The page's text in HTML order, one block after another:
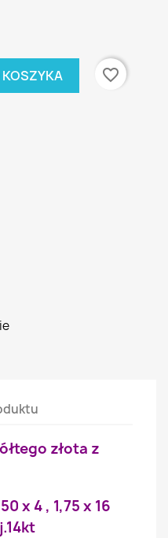
favorite_border
złota z
x 4 , 1,75 x 16